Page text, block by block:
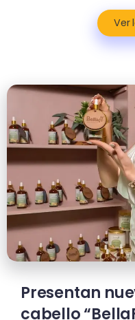
Ver
Presentan
cabello